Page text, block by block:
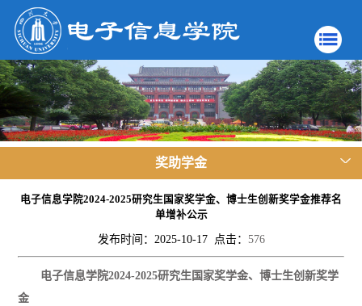
奖助学金
电子信息学院2024-2025研究生国家奖学金、博士生创新奖学金推荐名
单增补公示
发布时间：2025-10-17 点击： 576
电子信息学院2024-2025研究生国家奖学金、博士生创新奖学
金